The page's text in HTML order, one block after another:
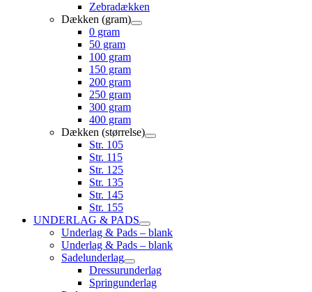
Zebradækken
Dækken (gram)
0 gram
50 gram
100 gram
150 gram
200 gram
250 gram
300 gram
400 gram
Dækken (størrelse)
Str. 105
Str. 115
Str. 125
Str. 135
Str. 145
Str. 155
UNDERLAG & PADS
Underlag & Pads – blank
Underlag & Pads – blank
Sadelunderlag
Dressurunderlag
Springunderlag